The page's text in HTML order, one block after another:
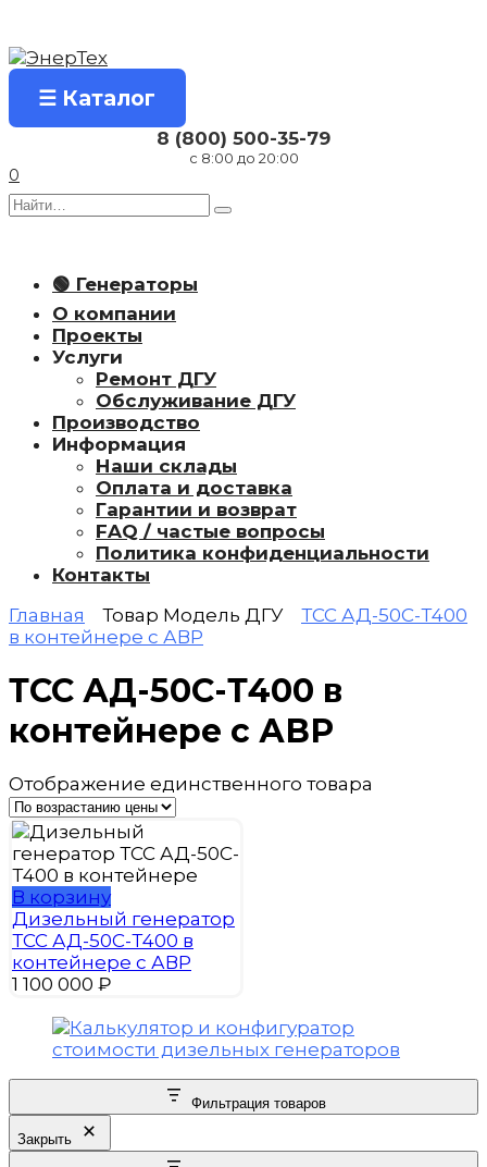
содержанию
☰ Каталог
8 (800) 500-35-79
с 8:00 до 20:00
0
Search
🟢 Генераторы
О компании
Проекты
Услуги
Ремонт ДГУ
Обслуживание ДГУ
Производство
Информация
Наши склады
Оплата и доставка
Гарантии и возврат
FAQ / частые вопросы
Политика конфиденциальности
Контакты
Главная
Товар Модель ДГУ
ТСС АД-50С-Т400
в контейнере с АВР
ТСС АД-50С-Т400 в
контейнере с АВР
Отображение единственного товара
В корзину
Дизельный генератор
ТСС АД-50С-Т400 в
контейнере с АВР
1 100 000 ₽
Фильтрация товаров
Закрыть